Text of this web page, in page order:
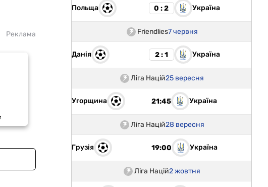
Реклама
Польща 0 : 2 Україна
Friendlies7 червня
Данія 2 : 1 Україна
Ліга Націй25 вересня
Угорщина 21:45 Україна
Ліга Націй28 вересня
Грузія 19:00 Україна
Ліга Націй2 жовтня